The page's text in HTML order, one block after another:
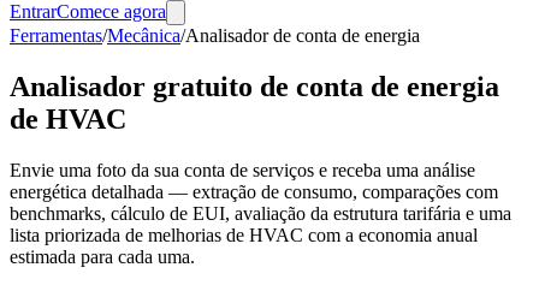
EntrarComece agora
Ferramentas/Mecânica/Analisador de conta de energia
Analisador gratuito de conta de energia
de HVAC
Envie uma foto da sua conta de serviços e receba uma análise
energética detalhada — extração de consumo, comparações com
benchmarks, cálculo de EUI, avaliação da estrutura tarifária e uma
lista priorizada de melhorias de HVAC com a economia anual
estimada para cada uma.